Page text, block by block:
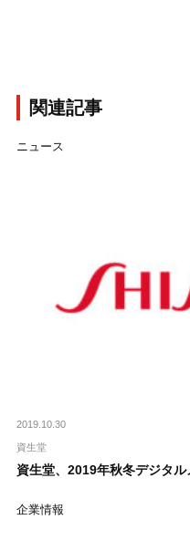
関連記事
ニュース
2019.10.30
資生堂
資生堂、2019年秋冬デジタ
企業情報